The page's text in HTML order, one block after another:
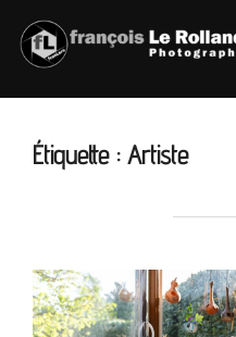
au
contenu
Étiquette : Artiste